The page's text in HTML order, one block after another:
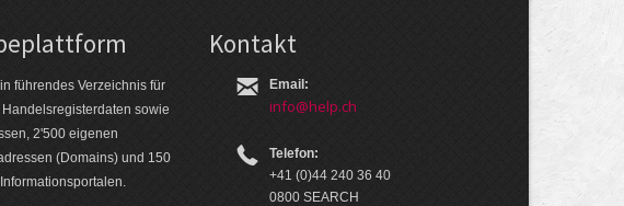
führendes Ver­zeich­nis für
so­wie
2'500 eige­nen
(Domains) und 150
Kontakt
Email:
info@help.ch
Telefon:
+41 (0)44 240 36 40
0800 SEARCH